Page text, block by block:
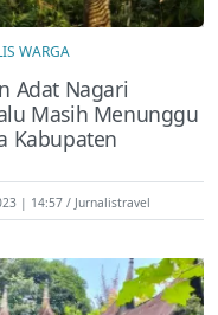
WARGA
Adat Nagari
Masih Menunggu
Kabupaten
| 14:57 Jurnalistravel